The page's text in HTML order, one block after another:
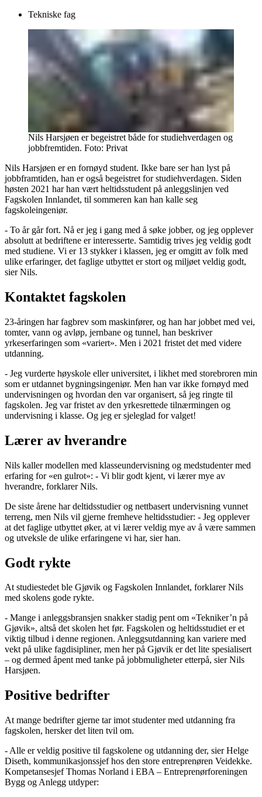
Tekniske fag
Nils Harsjøen er begeistret både for studiehverdagen og
jobbfremtiden. Foto: Privat
Nils Harsjøen er en fornøyd student. Ikke bare ser han lyst på
jobbframtiden, han er også begeistret for studiehverdagen. Siden
høsten 2021 har han vært heltidsstudent på anleggslinjen ved
Fagskolen Innlandet, til sommeren kan han kalle seg
fagskoleingeniør.
- To år går fort. Nå er jeg i gang med å søke jobber, og jeg opplever
absolutt at bedriftene er interesserte. Samtidig trives jeg veldig godt
med studiene. Vi er 13 stykker i klassen, jeg er omgitt av folk med
ulike erfaringer, det faglige utbyttet er stort og miljøet veldig godt,
sier Nils.
Kontaktet fagskolen
23-åringen har fagbrev som maskinfører, og han har jobbet med vei,
tomter, vann og avløp, jernbane og tunnel, han beskriver
yrkeserfaringen som «variert». Men i 2021 fristet det med videre
utdanning.
- Jeg vurderte høyskole eller universitet, i likhet med storebroren min
som er utdannet bygningsingeniør. Men han var ikke fornøyd med
undervisningen og hvordan den var organisert, så jeg ringte til
fagskolen. Jeg var fristet av den yrkesrettede tilnærmingen og
undervisning i klasse. Og jeg er sjeleglad for valget!
Lærer av hverandre
Nils kaller modellen med klasseundervisning og medstudenter med
erfaring for «en gulrot»: - Vi blir godt kjent, vi lærer mye av
hverandre, forklarer Nils.
De siste årene har deltidsstudier og nettbasert undervisning vunnet
terreng, men Nils vil gjerne fremheve heltidsstudier: - Jeg opplever
at det faglige utbyttet øker, at vi lærer veldig mye av å være sammen
og utveksle de ulike erfaringene vi har, sier han.
Godt rykte
At studiestedet ble Gjøvik og Fagskolen Innlandet, forklarer Nils
med skolens gode rykte.
- Mange i anleggsbransjen snakker stadig pent om «Tekniker’n på
Gjøvik», altså det skolen het før. Fagskolen og heltidsstudiet er et
viktig tilbud i denne regionen. Anleggsutdanning kan variere med
vekt på ulike fagdisipliner, men her på Gjøvik er det lite spesialisert
– og dermed åpent med tanke på jobbmuligheter etterpå, sier Nils
Harsjøen.
Positive bedrifter
At mange bedrifter gjerne tar imot studenter med utdanning fra
fagskolen, hersker det liten tvil om.
- Alle er veldig positive til fagskolene og utdanning der, sier Helge
Diseth, kommunikasjonssjef hos den store entreprenøren Veidekke.
Kompetansesjef Thomas Norland i EBA – Entreprenørforeningen
Bygg og Anlegg utdyper: